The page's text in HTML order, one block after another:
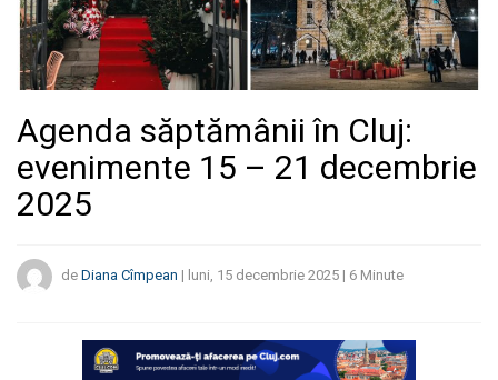
Agenda săptămânii în Cluj:
evenimente 15 – 21 decembrie
2025
de Diana Cîmpean | luni, 15 decembrie 2025 | 6 Minute